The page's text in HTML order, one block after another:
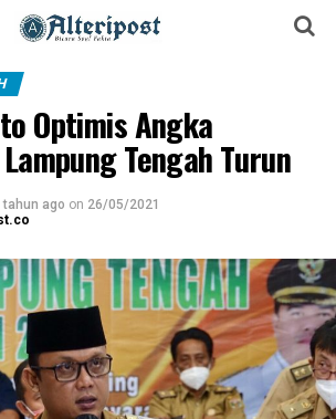
Optimis Angka
Tengah Turun
tahun ago on 26/05/2021